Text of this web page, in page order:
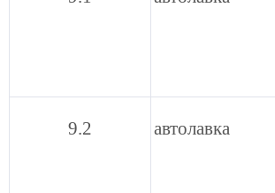
9.2 автолавка